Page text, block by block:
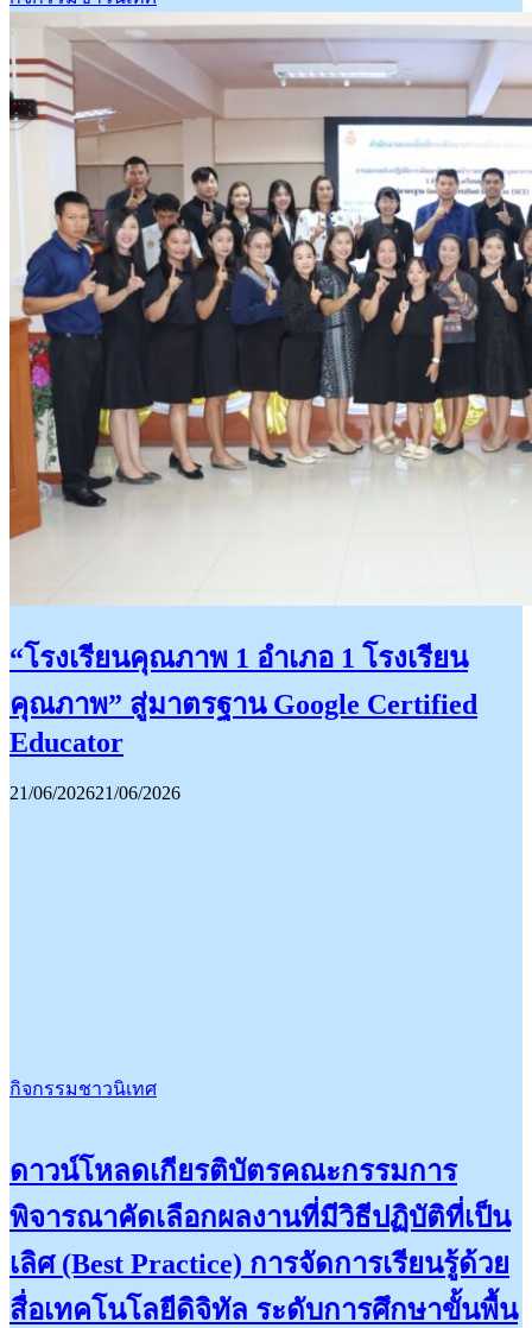
“โรงเรียนคุณภาพ 1 อำเภอ 1 โรงเรียน
คุณภาพ” สู่มาตรฐาน Google Certified
Educator
21/06/202621/06/2026
กิจกรรมชาวนิเทศ
ดาวน์โหลดเกียรติบัตรคณะกรรมการ
พิจารณาคัดเลือกผลงานที่มีวิธีปฏิบัติที่เป็น
เลิศ (Best Practice) การจัดการเรียนรู้ด้วย
สื่อเทคโนโลยีดิจิทัล ระดับการศึกษาขั้นพื้น